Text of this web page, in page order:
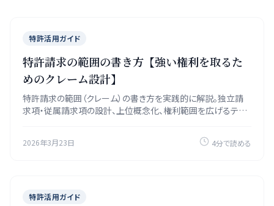
特許活用ガイド
特許請求の範囲の書き方【強い権利を取るた
めのクレーム設計】
特許請求の範囲（クレーム）の書き方を実践的に解説。独立請
求項・従属請求項の設計、上位概念化、権利範囲を広げるテク
2026年3月23日 4分で読める
特許活用ガイド